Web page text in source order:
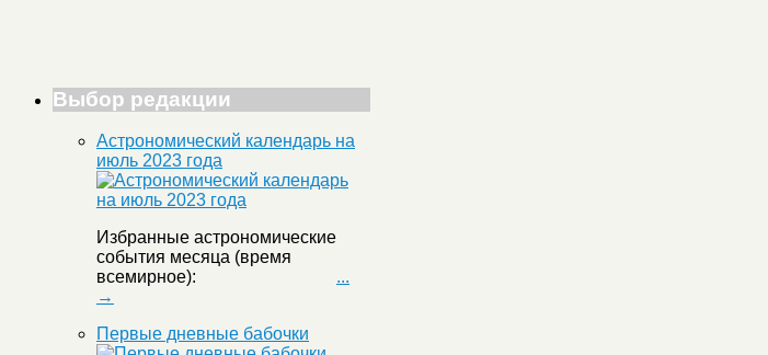
Выбор редакции
Астрономический календарь на
июль 2023 года
Избранные астрономические
события месяца (время
всемирное): ...
→
Первые дневные бабочки